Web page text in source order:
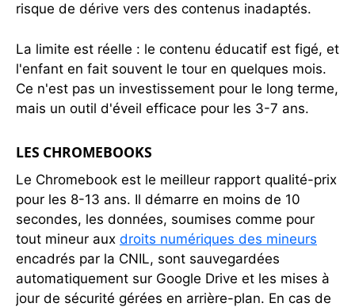
risque de dérive vers des contenus inadaptés.
La limite est réelle : le contenu éducatif est figé, et
l'enfant en fait souvent le tour en quelques mois.
Ce n'est pas un investissement pour le long terme,
mais un outil d'éveil efficace pour les 3-7 ans.
LES CHROMEBOOKS
Le Chromebook est le meilleur rapport qualité-prix
pour les 8-13 ans. Il démarre en moins de 10
secondes, les données, soumises comme pour
tout mineur aux droits numériques des mineurs
encadrés par la CNIL, sont sauvegardées
automatiquement sur Google Drive et les mises à
jour de sécurité gérées en arrière-plan. En cas de